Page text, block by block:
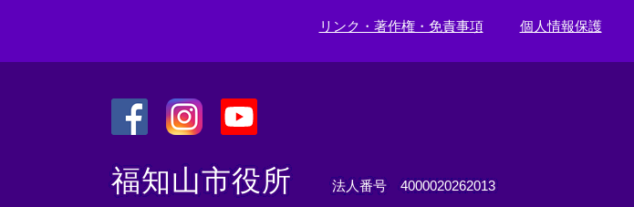
リンク・著作権・免責事項 個人情報保護
外
部
外
部
外
部
福知山市役所 法人番号 4000020262013